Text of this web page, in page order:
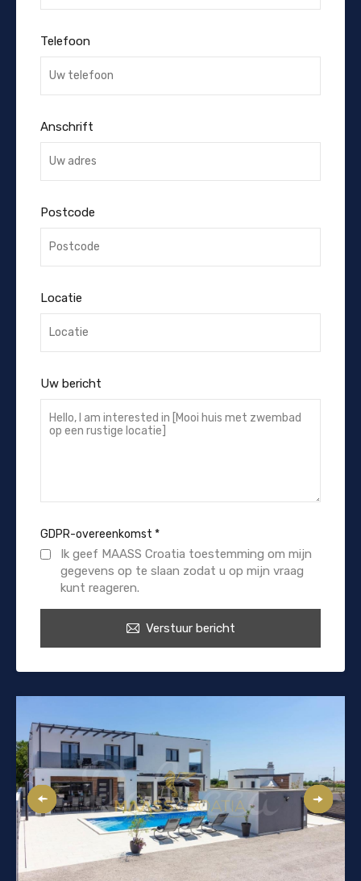
Telefoon
Anschrift
Postcode
Locatie
Uw bericht
GDPR-overeenkomst *
Ik geef MAASS Croatia toestemming om mijn
gegevens op te slaan zodat u op mijn vraag
kunt reageren.
Verstuur bericht